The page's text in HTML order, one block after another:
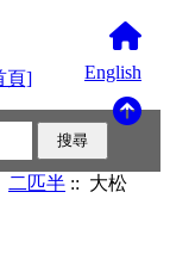
English
二匹半 :: 大松